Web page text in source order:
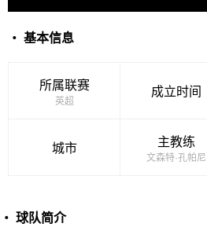
・ 基本信息
所属联赛
英超
成立时间
城市 主教练
文森特·孔帕尼
・ 球队简介